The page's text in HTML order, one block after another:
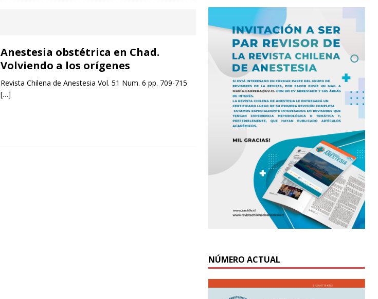
Anestesia obstétrica en Chad.
Volviendo a los orígenes
Revista Chilena de Anestesia Vol. 51 Num. 6 pp. 709-715
[…]
NÚMERO ACTUAL